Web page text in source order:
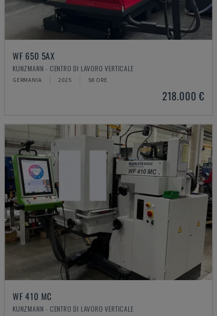
WF 650 5AX
KUNZMANN - CENTRO DI LAVORO VERTICALE
GERMANIA 2025 58 ORE
218.000 €
WF 410 MC
KUNZMANN - CENTRO DI LAVORO VERTICALE